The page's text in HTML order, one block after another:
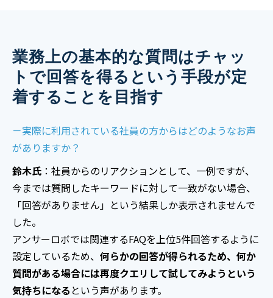
業務上の基本的な質問はチャッ
トで回答を得るという手段が定
着することを目指す
－実際に利用されている社員の方からはどのようなお声
がありますか？
鈴木氏 ：社員からのリアクションとして、一例ですが、
今までは質問したキーワードに対して一致がない場合、
「回答がありません」という結果しか表示されませんで
した。
アンサーロボでは関連するFAQを上位5件回答するように
設定しているため、 何らかの回答が得られるため、何か
質問がある場合には再度クエリして試してみようという
気持ちになる という声があります。